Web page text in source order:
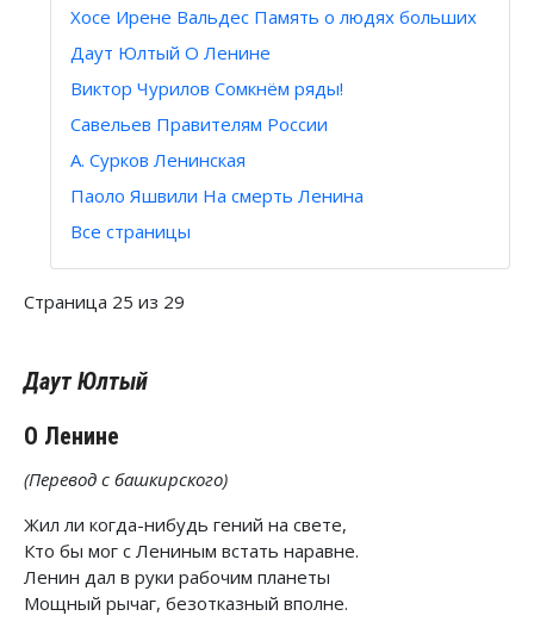
Хосе Ирене Вальдес Память о людях больших
Даут Юлтый О Ленине
Виктор Чурилов Сомкнём ряды!
Савельев Правителям России
А. Сурков Ленинская
Паоло Яшвили На смерть Ленина
Все страницы
Страница 25 из 29
Даут Юлтый
О Ленине
(Перевод с башкирского)
Жил ли когда-нибудь гений на свете,
Кто бы мог с Лениным встать наравне.
Ленин дал в руки рабочим планеты
Мощный рычаг, безотказный вполне.